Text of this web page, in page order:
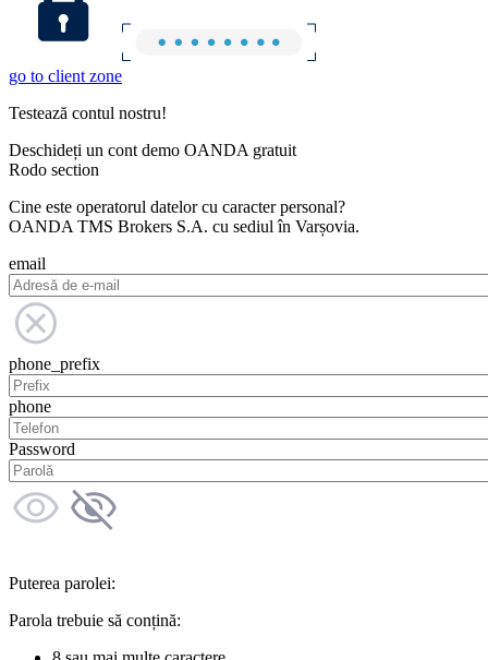
go to client zone
Testează contul nostru!
Deschideți un cont demo OANDA gratuit
Rodo section
Cine este operatorul datelor cu caracter personal?
OANDA TMS Brokers S.A. cu sediul în Varșovia.
email
phone_prefix
phone
Password
Puterea parolei:
Parola trebuie să conțină: